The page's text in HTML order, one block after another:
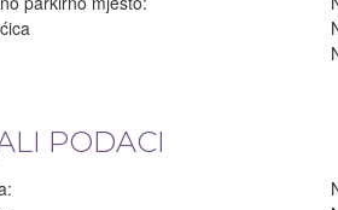
PODACI